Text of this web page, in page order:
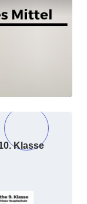
Klasse